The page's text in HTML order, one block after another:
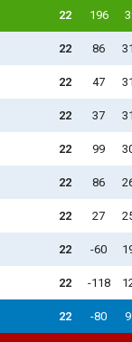
22 196
22 86
22 47
22 37
22 99
22 86
22 27
22 -60
22 -118
22 -80